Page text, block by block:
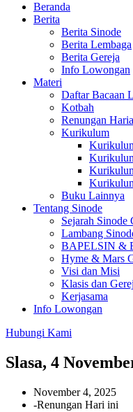
Beranda
Berita
Berita Sinode
Berita Lembaga
Berita Gereja
Info Lowongan
Materi
Daftar Bacaan
Kotbah
Renungan
Kurikulum
Buku Lainnya
Tentang Sinode
Sejarah Sinode
Lambang
BAPELSIN &
Hyme & Mars
Visi dan Misi
Klasis dan
Kerjasama
Info Lowongan
Hubungi Kami
Slasa, 4
November 4, 2025
-Renungan Hari ini